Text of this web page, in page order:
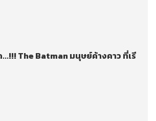
The Batman มนุษย์ค้างคาว ที่เรี